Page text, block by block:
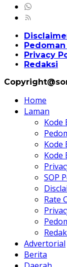
Privacy
Redaksi
Home
Laman
Kode
Kode
Kode
SOP
Rate
Advertorial
Berita